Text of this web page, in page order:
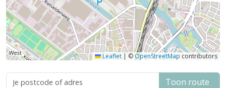
Leaflet | ©OpenStreetMap contributors
Toon route